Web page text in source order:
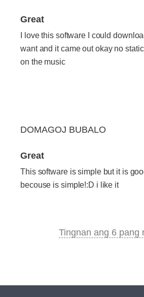
Great
I love this software I could
want and it came out okay no
on the music
DOMAGOJ BUBALO
Great
This software is simple but it is
becouse is simple!:D i like it
Tingnan ang 6 pang